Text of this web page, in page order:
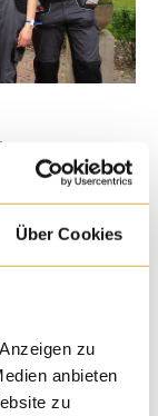
Über Cookies
zu
anbieten
zu
die ersten